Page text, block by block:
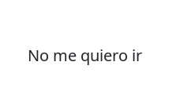
No me quiero ir